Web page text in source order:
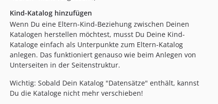
3.0.4
3.0.3
3.0.2
3.0.1
3.0.0
2.3.0
2.2.3
Kind-Katalog hinzufügen
Wenn Du eine Eltern-Kind-Beziehung zwischen Deinen
Katalogen herstellen möchtest, musst Du Deine Kind-
Kataloge einfach als Unterpunkte zum Eltern-Katalog
anlegen. Das funktioniert genauso wie beim Anlegen von
Unterseiten in der Seitenstruktur.
Wichtig: Sobald Dein Katalog "Datensätze" enthält, kannst
Du die Kataloge nicht mehr verschieben!